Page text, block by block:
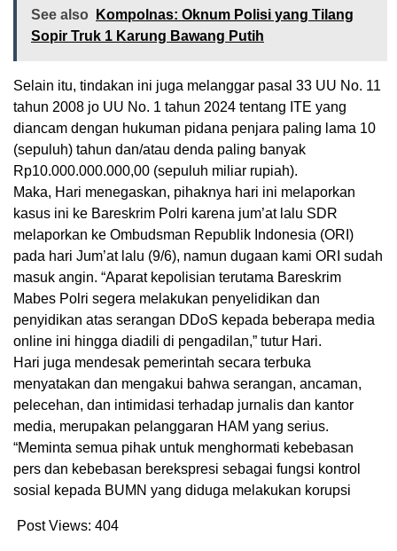
See also
Kompolnas: Oknum Polisi yang Tilang
Sopir Truk 1 Karung Bawang Putih
Selain itu, tindakan ini juga melanggar pasal 33 UU No. 11
tahun 2008 jo UU No. 1 tahun 2024 tentang ITE yang
diancam dengan hukuman pidana penjara paling lama 10
(sepuluh) tahun dan/atau denda paling banyak
Rp10.000.000.000,00 (sepuluh miliar rupiah).
Maka, Hari menegaskan, pihaknya hari ini melaporkan
kasus ini ke Bareskrim Polri karena jum’at lalu SDR
melaporkan ke Ombudsman Republik Indonesia (ORI)
pada hari Jum’at lalu (9/6), namun dugaan kami ORI sudah
masuk angin. “Aparat kepolisian terutama Bareskrim
Mabes Polri segera melakukan penyelidikan dan
penyidikan atas serangan DDoS kepada beberapa media
online ini hingga diadili di pengadilan,” tutur Hari.
Hari juga mendesak pemerintah secara terbuka
menyatakan dan mengakui bahwa serangan, ancaman,
pelecehan, dan intimidasi terhadap jurnalis dan kantor
media, merupakan pelanggaran HAM yang serius.
“Meminta semua pihak untuk menghormati kebebasan
pers dan kebebasan berekspresi sebagai fungsi kontrol
sosial kepada BUMN yang diduga melakukan korupsi
Post Views: 404